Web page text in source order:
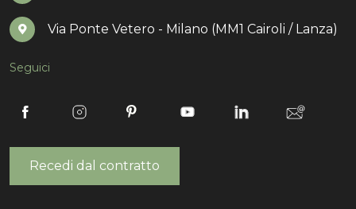
Via Ponte Vetero - Milano (MM1 Cairoli / Lanza)
Seguici
Recedi dal contratto